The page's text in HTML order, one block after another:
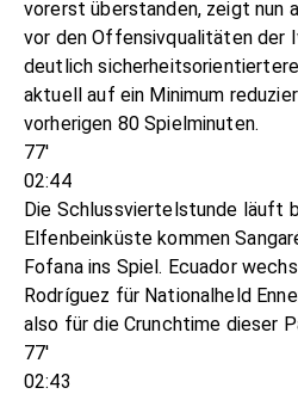
vorerst überstanden, zeigt nun
vor den Offensivqualitäten der
deutlich
aktuell auf ein Minimum
vorherigen 80 Spielminuten.
77'
02:44
Die Schlussviertelstunde läuft
Elfenbeinküste kommen
Fofana ins Spiel. Ecuador
Rodríguez für Nationalheld
also für die Crunchtime dieser
77'
02:43